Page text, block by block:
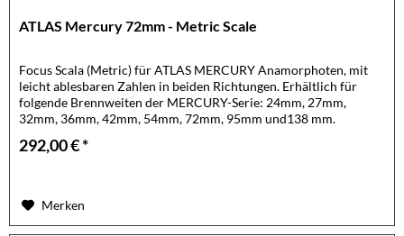
ATLAS Mercury 72mm - Metric Scale
Focus Scala (Metric) für ATLAS MERCURY Anamorphoten, mit
leicht ablesbaren Zahlen in beiden Richtungen. Erhältlich für
folgende Brennweiten der MERCURY-Serie: 24mm, 27mm,
32mm, 36mm, 42mm, 54mm, 72mm, 95mm und138 mm.
292,00 € *
Merken